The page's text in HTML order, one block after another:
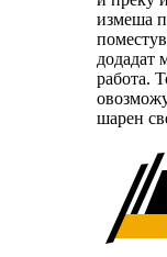
измеша
додадат
работа.
шарен